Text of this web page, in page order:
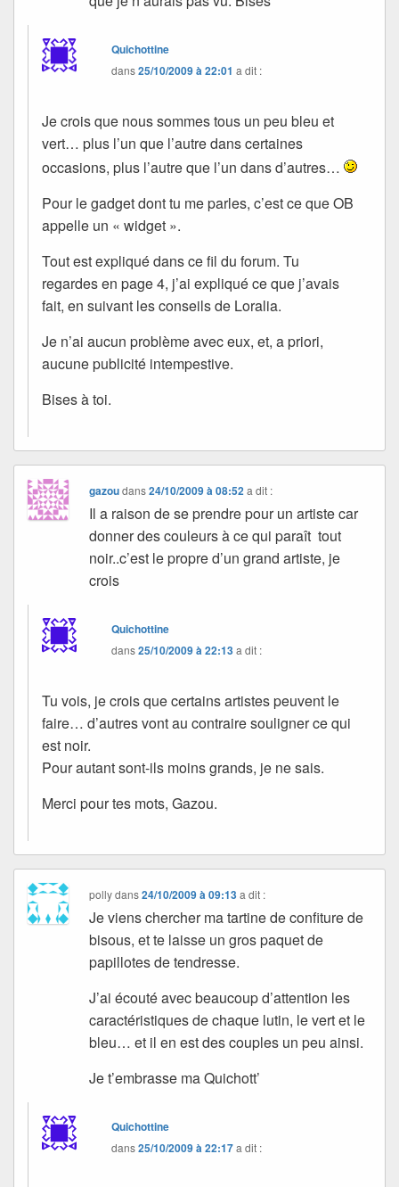
Quichottine
dans25/10/2009 à 22:01 a dit :
Je crois que nous sommes tous un peu bleu et
vert… plus l’un que l’autre dans certaines
occasions, plus l’autre que l’un dans d’autres…
Pour le gadget dont tu me parles, c’est ce que OB
appelle un « widget ».
Tout est expliqué dans ce fil du forum. Tu
regardes en page 4, j’ai expliqué ce que j’avais
fait, en suivant les conseils de Loralia.
Je n’ai aucun problème avec eux, et, a priori,
aucune publicité intempestive.
Bises à toi.
gazoudans24/10/2009 à 08:52 a dit :
Il a raison de se prendre pour un artiste car
donner des couleurs à ce qui paraît tout
noir..c’est le propre d’un grand artiste, je
crois
Quichottine
dans25/10/2009 à 22:13a dit :
Tu vois, je crois que certains artistes peuvent le
faire… d’autres vont au contraire souligner ce qui
est noir.
Pour autant sont-ils moins grands, je ne sais.
Merci pour tes mots, Gazou.
pollydans24/10/2009 à 09:13 a dit :
Je viens chercher ma tartine de confiture de
bisous, et te laisse un gros paquet de
papillotes de tendresse.
J’ai écouté avec beaucoup d’attention les
caractéristiques de chaque lutin, le vert et le
bleu… et il en est des couples un peu ainsi.
Je t’embrasse ma Quichott’
Quichottine
dans25/10/2009 à 22:17a dit :